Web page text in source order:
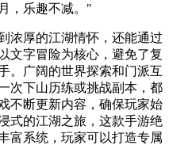
，乐趣不减。"
浓厚的江湖情怀，还能通过
文字冒险为核心，避免了复
。广阔的世界探索和门派互
次下山历练或挑战副本，都
不断更新内容，确保玩家始
式的江湖之旅，这款手游绝
富系统，玩家可以打造专属